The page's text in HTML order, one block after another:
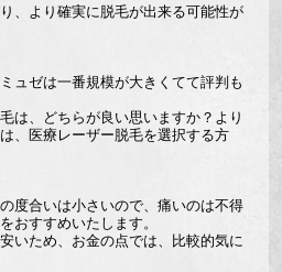
、より確実に脱毛が出来る可能性が
ュゼは一番規模が大きくてて評判も
は、どちらが良い思いますか？より
、医療レーザー脱毛を選択する方
度合いは小さいので、痛いのは不得
おすすめいたします。
いため、お金の点では、比較的気に